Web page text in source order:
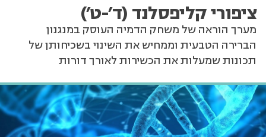
ציפורי קליפסלנד (ד'-ט')
מערך הוראה של משחק הדמיה העוסק במנגנון
הברירה הטבעית וממחיש את השינוי בשכיחותן של
תכונות שמעלות את הכשירות לאורך דורות